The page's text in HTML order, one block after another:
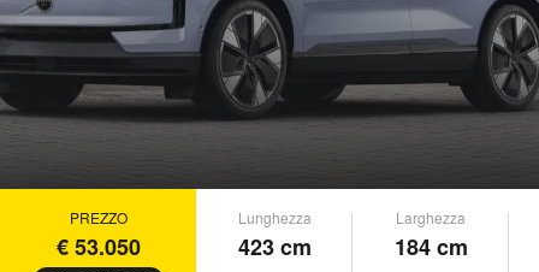
PREZZO
€ 53.050
Lunghezza
423 cm
Larghezza
184 cm